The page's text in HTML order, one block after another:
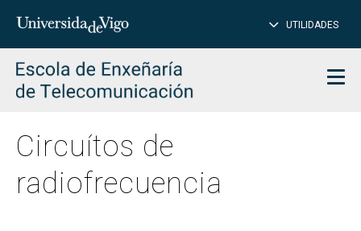
Insertar
para
buscar
UTILIDADES
Circuítos de
radiofrecuencia